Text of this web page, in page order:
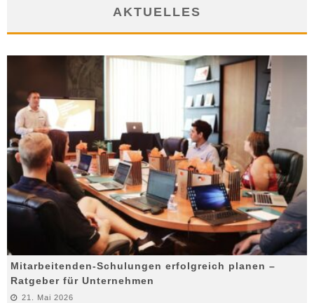
AKTUELLES
Mitarbeitenden-Schulungen erfolgreich planen –
Ratgeber für Unternehmen
21. Mai 2026